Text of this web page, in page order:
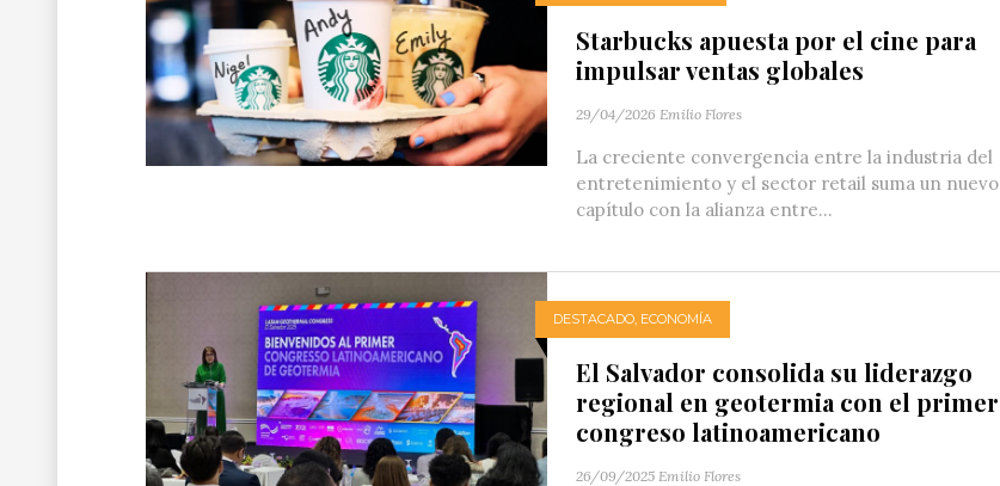
Starbucks apuesta por el cine para
impulsar ventas globales
29/04/2026 Emilio Flores
La creciente convergencia entre la industria del
entretenimiento y el sector retail suma un nuevo
capítulo con la alianza entre...
DESTACADO, ECONOMÍA
El Salvador consolida su liderazgo
regional en geotermia con el primer
congreso latinoamericano
26/09/2025 Emilio Flores